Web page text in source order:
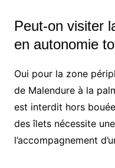
Peut-on visiter
en autonomie
Oui pour la zone
de Malendure à la
est interdit hors
des îlets nécessite
l’accompagnement